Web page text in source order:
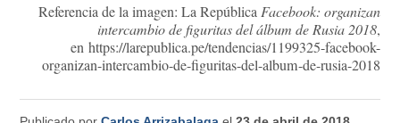
Referencia de la imagen: La República Facebook: organizan
intercambio de figuritas del álbum de Rusia 2018,
en https://larepublica.pe/tendencias/1199325-facebook-
organizan-intercambio-de-figuritas-del-album-de-rusia-2018